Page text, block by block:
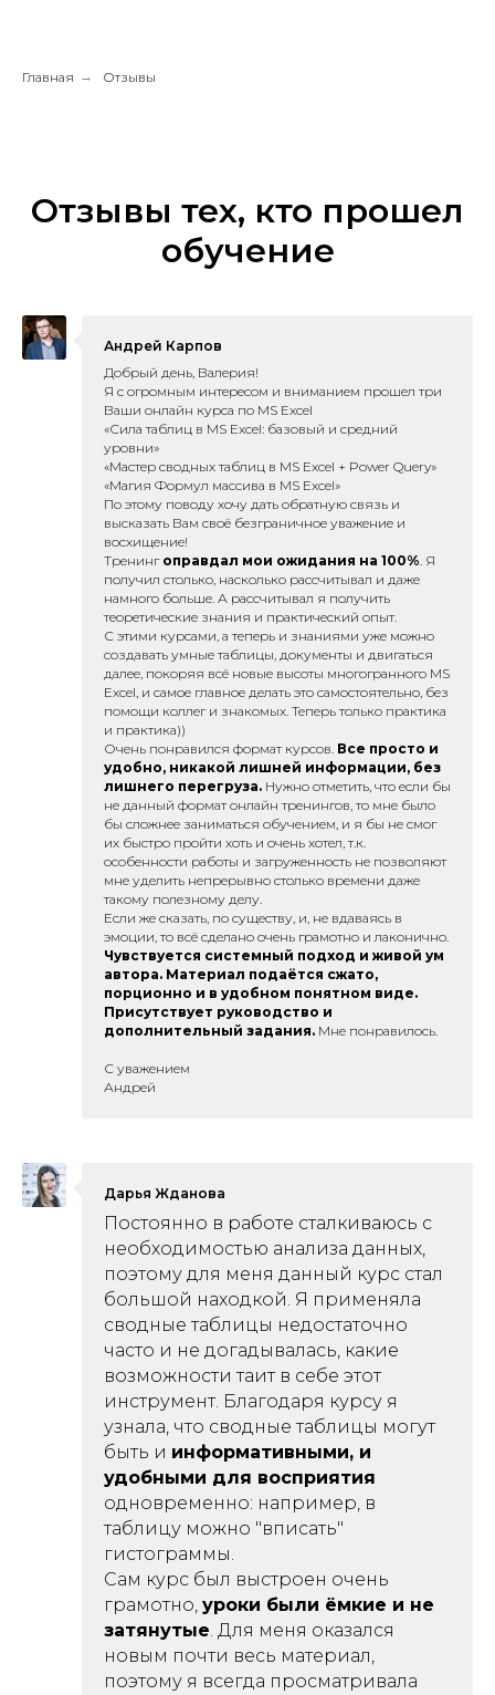
Главная → Отзывы
Отзывы тех, кто прошел
обучение
Андрей Карпов
Добрый день, Валерия!
Я с огромным интересом и вниманием прошел три
Ваши онлайн курса по MS Excel
«Сила таблиц в MS Excel: базовый и средний
уровни»
«Мастер cводных таблиц в MS Excel + Power Query»
«Магия Формул массива в MS Excel»
По этому поводу хочу дать обратную связь и
высказать Вам своё безграничное уважение и
восхищение!
Тренинг оправдал мои ожидания на 100%. Я
получил столько, насколько рассчитывал и даже
намного больше. А рассчитывал я получить
теоретические знания и практический опыт.
С этими курсами, а теперь и знаниями уже можно
создавать умные таблицы, документы и двигаться
далее, покоряя всё новые высоты многогранного MS
Excel, и самое главное делать это самостоятельно, без
помощи коллег и знакомых. Теперь только практика
и практика))
Очень понравился формат курсов. Все просто и
удобно, никакой лишней информации, без
лишнего перегруза. Нужно отметить, что если бы
не данный формат онлайн тренингов, то мне было
бы сложнее заниматься обучением, и я бы не смог
их быстро пройти хоть и очень хотел, т.к.
особенности работы и загруженность не позволяют
мне уделить непрерывно столько времени даже
такому полезному делу.
Если же сказать, по существу, и, не вдаваясь в
эмоции, то всё сделано очень грамотно и лаконично.
Чувствуется системный подход и живой ум
автора. Материал подаётся сжато,
порционно и в удобном понятном виде.
Присутствует руководство и
дополнительный задания. Мне понравилось.
С уважением
Андрей
Дарья Жданова
Постоянно в работе сталкиваюсь с
необходимостью анализа данных,
поэтому для меня данный курс стал
большой находкой. Я применяла
сводные таблицы недостаточно
часто и не догадывалась, какие
возможности таит в себе этот
инструмент. Благодаря курсу я
узнала, что сводные таблицы могут
быть и информативными, и
удобными для восприятия
одновременно: например, в
таблицу можно "вписать"
гистограммы.
Сам курс был выстроен очень
грамотно, уроки были ёмкие и не
затянутые. Для меня оказался
новым почти весь материал,
поэтому я всегда просматривала